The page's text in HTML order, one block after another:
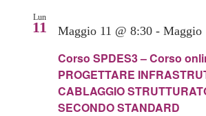
Lun
11
Corso SPDES3 – Corso
PROGETTARE
CABLAGGIO
SECONDO STANDARD
Maggio 11 @ 8:30 - Maggio